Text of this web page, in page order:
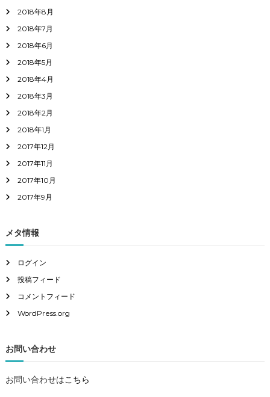
2018年8月
2018年7月
2018年6月
2018年5月
2018年4月
2018年3月
2018年2月
2018年1月
2017年12月
2017年11月
2017年10月
2017年9月
メタ情報
ログイン
投稿フィード
コメントフィード
WordPress.org
お問い合わせ
お問い合わせはこちら